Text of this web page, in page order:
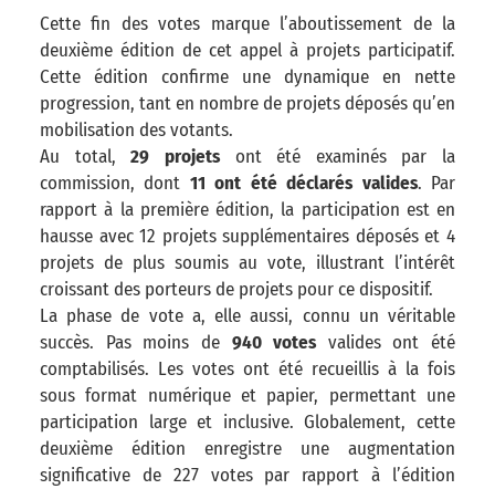
Cette fin des votes marque l’aboutissement de la
deuxième édition de cet appel à projets participatif.
Cette édition confirme une dynamique en nette
progression, tant en nombre de projets déposés qu’en
mobilisation des votants.
Au total,29 projetsont été examinés par la
commission, dont 11 ont été déclarés valides. Par
rapport à la première édition, la participation est en
hausse avec 12 projets supplémentaires déposés et 4
projets de plus soumis au vote, illustrant l’intérêt
croissant des porteurs de projets pour ce dispositif.
La phase de vote a, elle aussi, connu un véritable
succès. Pas moins de 940 votesvalides ont été
comptabilisés. Les votes ont été recueillis à la fois
sous format numérique et papier, permettant une
participation large et inclusive. Globalement, cette
deuxième édition enregistre une augmentation
significative de 227 votes par rapport à l’édition